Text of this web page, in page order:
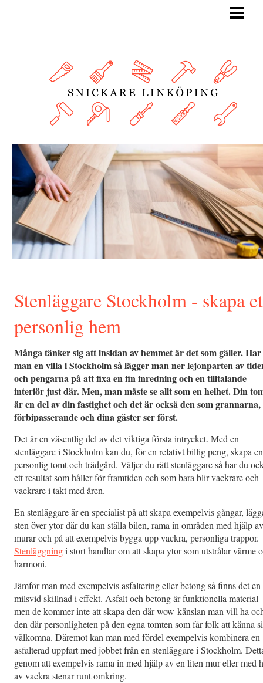
Stenläggare Stockholm - skapa
personlig hem
Många tänker sig att insidan av hemmet är det som gäller. Har
man en villa i Stockholm så lägger man ner lejonparten av
och pengarna på att fixa en fin inredning och en tilltalande
interiör just där. Men, man måste se allt som en helhet. Din
är en del av din fastighet och det är också den som grannarna,
förbipasserande och dina gäster ser först.
Det är en väsentlig del av det viktiga första intrycket. Med en
stenläggare i Stockholm kan du, för en relativt billig peng, skapa en
personlig tomt och trädgård. Väljer du rätt stenläggare så har du
ett resultat som håller för framtiden och som bara blir vackrare och
vackrare i takt med åren.
En stenläggare är en specialist på att skapa exempelvis gångar,
sten över ytor där du kan ställa bilen, rama in områden med hjälp av
murar och på att exempelvis bygga upp vackra, personliga trappor.
Stenläggningi stort handlar om att skapa ytor som utstrålar värme
harmoni.
Jämför man med exempelvis asfaltering eller betong så finns det en
milsvid skillnad i effekt. Asfalt och betong är funktionella material -
men de kommer inte att skapa den där wow-känslan man vill ha
den där personligheten på den egna tomten som får folk att känna
välkomna. Däremot kan man med fördel exempelvis kombinera en
asfalterad uppfart med jobbet från en stenläggare i Stockholm.
genom att exempelvis rama in med hjälp av en liten mur eller med
av vackra stenar runt omkring.